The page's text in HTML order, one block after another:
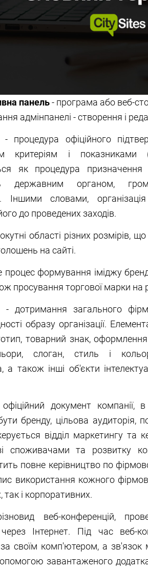
панель- програма або веб-
адмінпанелі - створення і
- процедура офіційного
критеріям і показниками
як процедура
державним органом,
Іншими словами,
до проведених заходів.
області різних розмірів,
на сайті.
процес формування іміджу
просування торгової марки на
- дотримання загального
образу організації.
товарний знак,
слоган, стиль і
а також інші об'єкти
документ компанії,
бренду, цільова аудиторія,
відділ маркетингу та
зі споживачами та розвитку
повне керівництво по
використання кожного
так і корпоративних.
веб-конференцій,
через Інтернет. Під час веб-
своїм комп'ютером, а зв'язок
завантаженого